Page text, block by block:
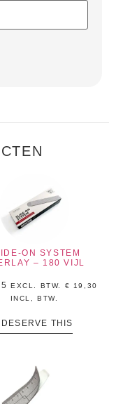
ON SYSTEM
– 180 VIJL
EXCL. BTW. € 19,30
INCL, BTW.
I DESERVE THIS